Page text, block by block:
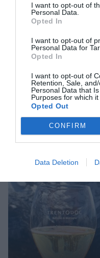
I want to opt-out of
Personal Data.
Opted In
I want to opt-out of
Personal Data for
Opted In
I want to opt-out of
Retention, Sale,
Personal Data that
Purposes for which it
Opted Out
CONFIRM
Data Deletion
vino